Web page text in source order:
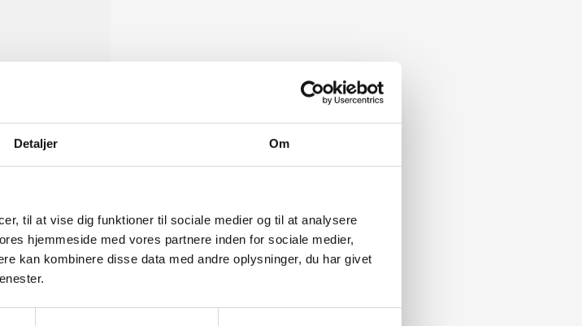
Detaljer Om
til at vise dig funktioner til sociale medier og til at analysere
hjemmeside med vores partnere inden for sociale medier,
kan kombinere disse data med andre oplysninger, du har givet